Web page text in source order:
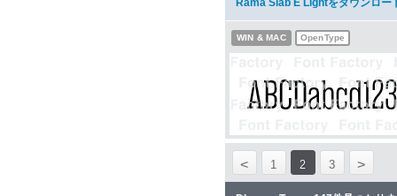
Rama Slab E Lightをダウンロー
WIN & MAC OpenType
< 1 2 3 >